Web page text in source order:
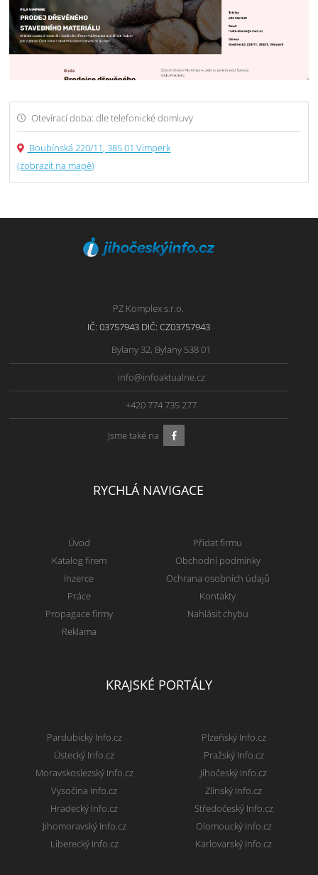
Otevírací doba: dle telefonické domluvy
Boubínská 220/11, 385 01 Vimperk
(zobrazit na mapě)
PZ Komplex s.r.o.
IČ: 03757943 DIČ: CZ03757943
Bylany 32, Bylany 538 01
info@infoaktualne.cz
+420 774 735 277
Jsme také na
RYCHLÁ NAVIGACE
Úvod
Katalog firem
Inzerce
Práce
Propagace firmy
Reklama
Přidat firmu
Obchodní podmínky
Ochrana osobních údajů
Kontakty
Nahlásit chybu
KRAJSKÉ PORTÁLY
Pardubický Info.cz
Ústecký Info.cz
Moravskoslezský Info.cz
Vysočina Info.cz
Hradecký Info.cz
Jihomoravský Info.cz
Liberecký Info.cz
Plzeňský Info.cz
Pražský Info.cz
Jihočeský Info.cz
Zlínský Info.cz
Středočeský Info.cz
Olomoucký Info.cz
Karlovarský Info.cz